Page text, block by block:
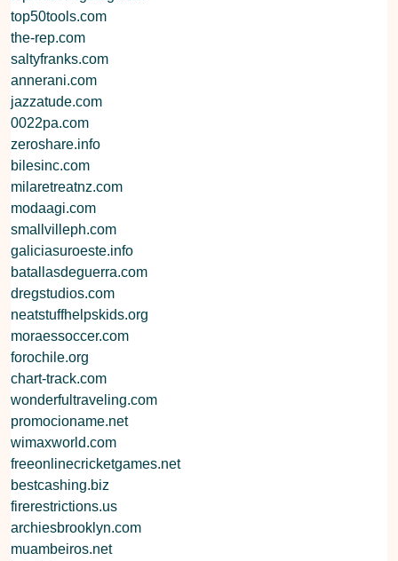
top50tools.com
the-rep.com
saltyfranks.com
annerani.com
jazzatude.com
0022pa.com
zeroshare.info
bilesinc.com
milaretreatnz.com
modaagi.com
smallvilleph.com
galiciasuroeste.info
batallasdeguerra.com
dregstudios.com
neatstuffhelpskids.org
moraessoccer.com
forochile.org
chart-track.com
wonderfultraveling.com
promocioname.net
wimaxworld.com
freeonlinecricketgames.net
bestcashing.biz
firerestrictions.us
archiesbrooklyn.com
muambeiros.net